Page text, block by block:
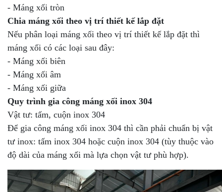
- Máng xối tròn
Chia máng xối theo vị trí thiết kế lắp đặt
Nếu phân loại máng xối theo vị trí thiết kế lắp đặt thì
máng xối có các loại sau đây:
- Máng xối biên
- Máng xối âm
- Máng xối giữa
Quy trình gia công máng xối inox 304
Vật tư: tấm, cuộn inox 304
Để gia công máng xối inox 304 thì cần phải chuẩn bị vật
tư inox: tấm inox 304 hoặc cuộn inox 304 (tùy thuộc vào
độ dài của máng xối mà lựa chọn vật tư phù hợp).